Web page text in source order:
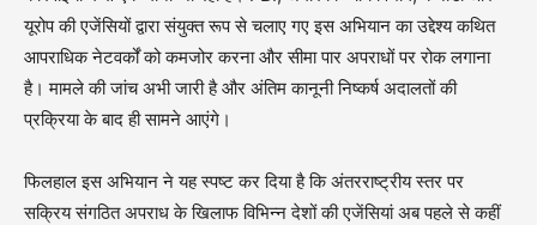
यूरोप की एजेंसियों द्वारा संयुक्त रूप से चलाए गए इस अभियान का उद्देश्य कथित
आपराधिक नेटवर्कों को कमजोर करना और सीमा पार अपराधों पर रोक लगाना
है। मामले की जांच अभी जारी है और अंतिम कानूनी निष्कर्ष अदालतों की
प्रक्रिया के बाद ही सामने आएंगे।
फिलहाल इस अभियान ने यह स्पष्ट कर दिया है कि अंतरराष्ट्रीय स्तर पर
सक्रिय संगठित अपराध के खिलाफ विभिन्न देशों की एजेंसियां अब पहले से कहीं